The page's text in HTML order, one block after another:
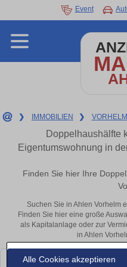
Alle Cookies akzeptieren
Event
❯ IMMOBILIEN ❯ VORHELM
Doppelhaushälfte
Eigentumswohnung in
Finden Sie hier Ihre
Suchen Sie in Ahlen Vorhelm
Finden Sie hier eine große
als Kapitalanlage oder zur
in Ahlen
Leider konnten wir derzeit keine